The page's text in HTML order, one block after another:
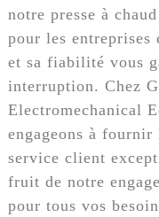
notre presse à
pour les
et sa fiabilité vous
interruption. Chez
Electromechanical
engageons à
service client
fruit de notre
pour tous vos